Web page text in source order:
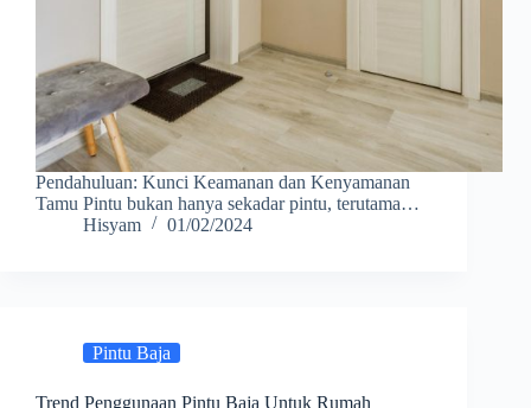
Pendahuluan: Kunci Keamanan dan Kenyamanan
Tamu Pintu bukan hanya sekadar pintu, terutama…
Hisyam
01/02/2024
Pintu Baja
Trend Penggunaan Pintu Baja Untuk Rumah